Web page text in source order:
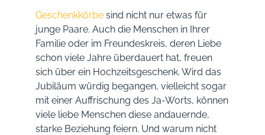
Geschenkkörbe sind nicht nur etwas für
junge Paare. Auch die Menschen in Ihrer
Familie oder im Freundeskreis, deren Liebe
schon viele Jahre überdauert hat, freuen
sich über ein Hochzeitsgeschenk. Wird das
Jubiläum würdig begangen, vielleicht sogar
mit einer Auffrischung des Ja-Worts, können
viele liebe Menschen diese andauernde,
starke Beziehung feiern. Und warum nicht